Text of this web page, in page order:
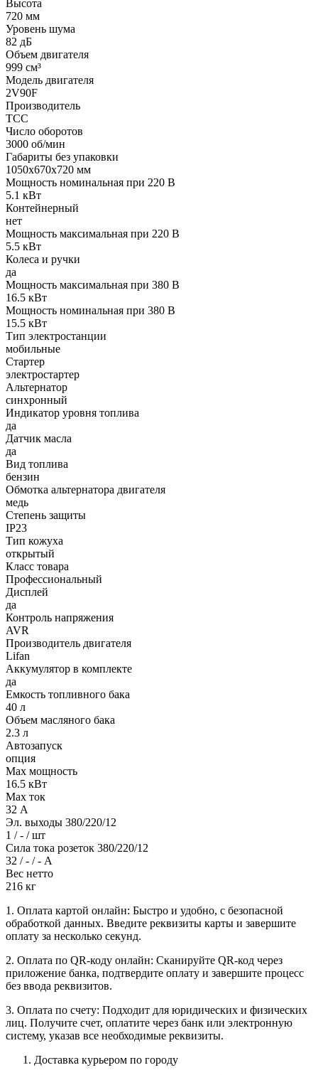
Высота
720 мм
Уровень шума
82 дБ
Объем двигателя
999 см³
Модель двигателя
2V90F
Производитель
ТСС
Число оборотов
3000 об/мин
Габариты без упаковки
1050х670х720 мм
Мощность номинальная при 220 В
5.1 кВт
Контейнерный
нет
Мощность максимальная при 220 В
5.5 кВт
Колеса и ручки
да
Мощность максимальная при 380 В
16.5 кВт
Мощность номинальная при 380 В
15.5 кВт
Тип электростанции
мобильные
Стартер
электростартер
Альтернатор
синхронный
Индикатор уровня топлива
да
Датчик масла
да
Вид топлива
бензин
Обмотка альтернатора двигателя
медь
Степень защиты
IP23
Тип кожуха
открытый
Класс товара
Профессиональный
Дисплей
да
Контроль напряжения
AVR
Производитель двигателя
Lifan
Аккумулятор в комплекте
да
Емкость топливного бака
40 л
Объем масляного бака
2.3 л
Автозапуск
опция
Max мощность
16.5 кВт
Max ток
32 А
Эл. выходы 380/220/12
1 / - / шт
Сила тока розеток 380/220/12
32 / - / - А
Вес нетто
216 кг
1. Оплата картой онлайн: Быстро и удобно, с безопасной
обработкой данных. Введите реквизиты карты и завершите
оплату за несколько секунд.
2. Оплата по QR-коду онлайн: Сканируйте QR-код через
приложение банка, подтвердите оплату и завершите процесс
без ввода реквизитов.
3. Оплата по счету: Подходит для юридических и физических
лиц. Получите счет, оплатите через банк или электронную
систему, указав все необходимые реквизиты.
Доставка курьером по городу